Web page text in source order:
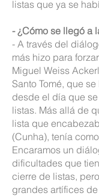
listas que ya se
- ¿Cómo se llegó a
- A través del
más hizo para
Miguel Weiss
Santo Tomé, que
desde el día que
listas. Más allá de
lista que
(Cunha), tenía
Encaramos un
dificultades que
cierre de listas,
grandes artífices